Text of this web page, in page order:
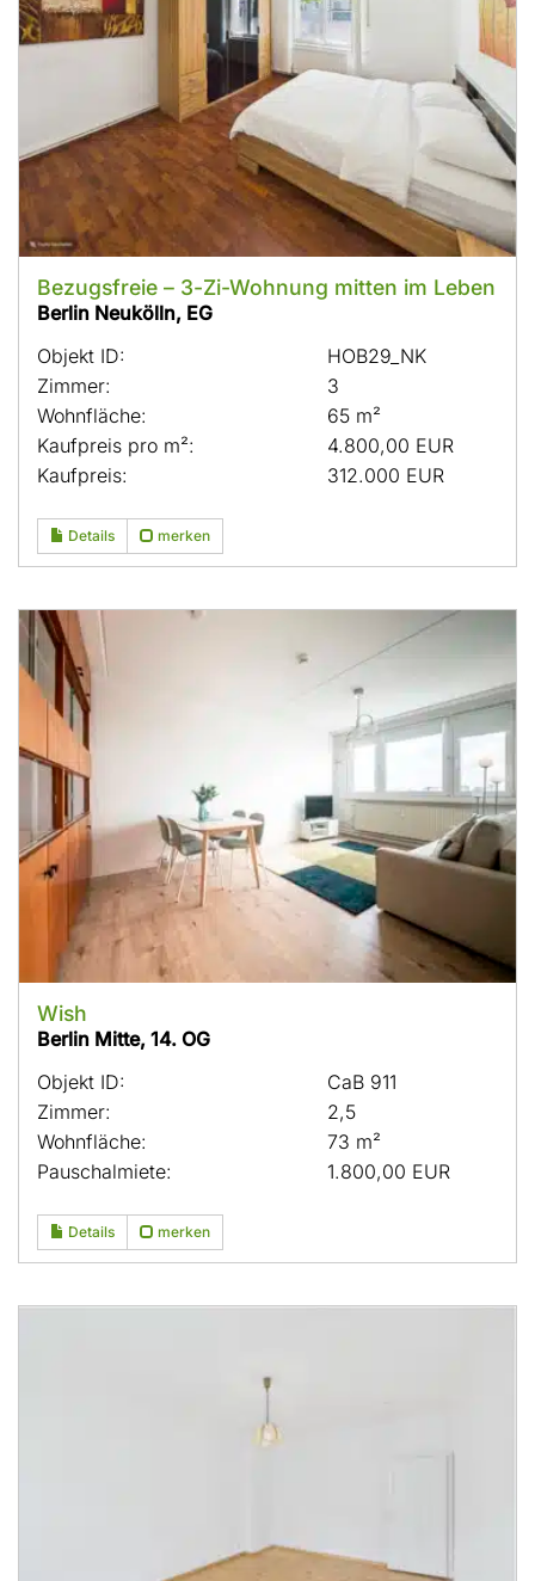
Bezugsfreie – 3-Zi-Wohnung mitten im Leben
Berlin Neukölln, EG
Objekt ID:
HOB29_NK
Zimmer:
3
Wohnfläche:
65 m²
Kaufpreis pro m²:
4.800,00 EUR
Kaufpreis:
312.000 EUR
Details merken
Wish
Berlin Mitte, 14. OG
Objekt ID:
CaB 911
Zimmer:
2,5
Wohnfläche:
73 m²
Pauschalmiete:
1.800,00 EUR
Details merken